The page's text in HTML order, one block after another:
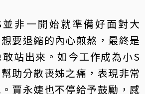
非一開始就準備好面對大
要退縮的內心煎熬，最終是
站出來。如今工作成為小S
助分散喪姊之痛，表現非常
賈永婕也不停給予鼓勵，感